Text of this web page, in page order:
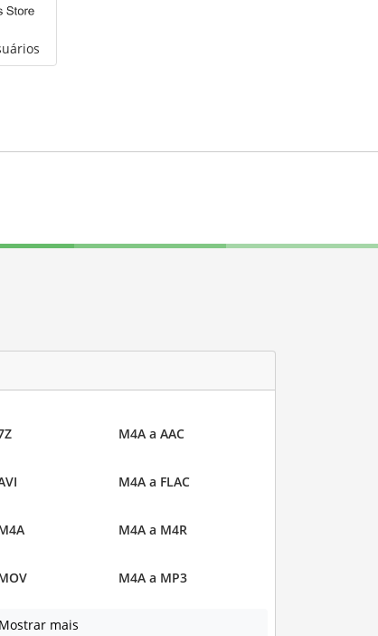
M4A a AAC
M4A a FLAC
M4A a M4R
M4A a MP3
Mostrar mais